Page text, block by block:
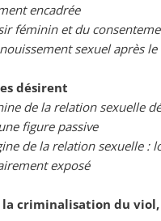
encadrée
féminin et du
sexuel après le
désirent
de la relation sexuelle
figure passive
de la relation sexuelle :
exposé
la criminalisation du viol,